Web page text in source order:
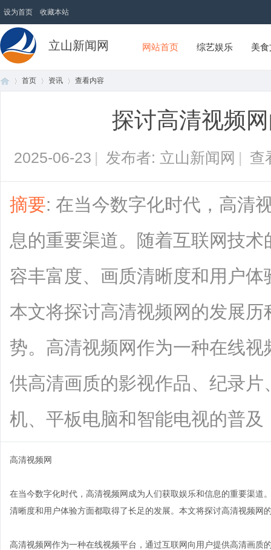
设为首页 收藏本站
立山新闻网 网站首页 综艺娱乐 美
首页 资讯 查看内容
探讨高清视频
2025-06-23 | 发布者: 立山新闻网 | 查
摘要: 在当今数字化时代，高清
息的重要渠道。随着互联网技
容丰富度、画质清晰度和用户
本文将探讨高清视频网的发展
势。高清视频网作为一种在线
供高清画质的影视作品、纪录
机、平板电脑和智能电视的普及
高清视频网
在当今数字化时代，高清视频网成为人们获取娱乐和信息的重要渠道
清晰度和用户体验方面都取得了长足的发展。本文将探讨高清视频网
高清视频网作为一种在线视频平台，通过互联网向用户提供高清画质